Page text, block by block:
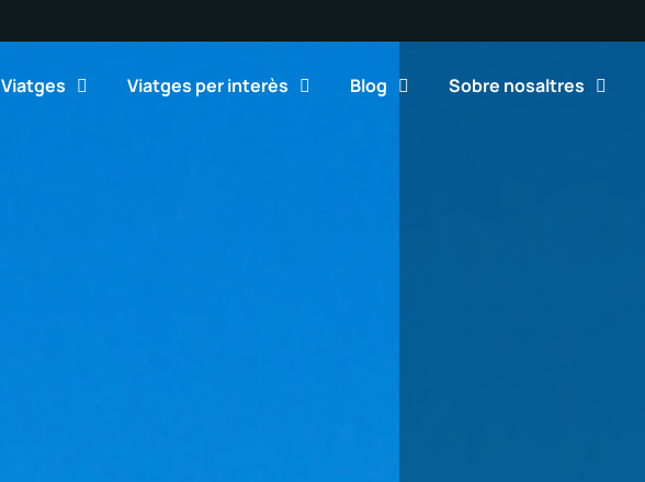
Viatges Viatges per interès Blog Sobre nosaltres